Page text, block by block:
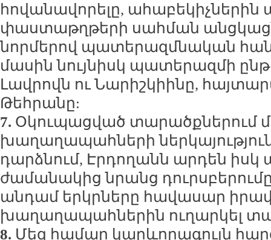
հովանավորելը, ահաբեկիչներին
փաստաթղթերի սահման
նորմերով պատերազմնական
մասին նույնիսկ պատերազմի
Լավրովն ու Նարիշկիինը,
Թեհրանը:
7. Օկուպացված տարածքներում
խաղաղապահների
դարձնում, Էրդողանն արդեն իսկ
ժամանակից նրանց
անդամ երկրները հավասար
խաղաղապահներին ուղարկել
8. Մեզ համար կարևորագույն